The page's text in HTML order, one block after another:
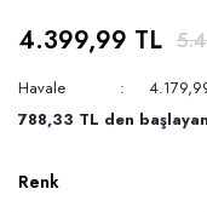
4.399,99 TL
Havale
788,33 TL den
Renk